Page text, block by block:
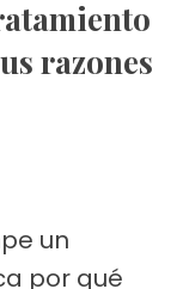
razones
un
por qué